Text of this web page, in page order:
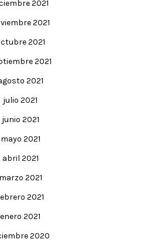
2021
2021
2021
2021
2021
julio 2021
junio 2021
mayo 2021
abril 2021
marzo 2021
2021
enero 2021
2020